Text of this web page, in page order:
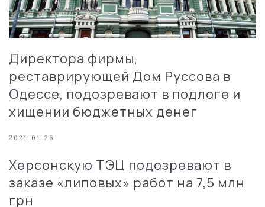
Директора фирмы,
реставрирующей Дом Руссова в
Одессе, подозревают в подлоге и
хищении бюджетных денег
2021-01-26
Херсонскую ТЭЦ подозревают в
заказе «липовых» работ на 7,5 млн
грн